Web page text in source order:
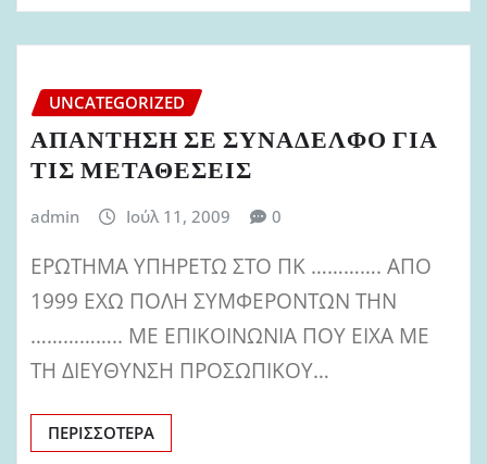
UNCATEGORIZED
ΑΠΑΝΤΗΣΗ ΣΕ ΣΥΝΑΔΕΛΦΟ ΓΙΑ
ΤΙΣ ΜΕΤΑΘΕΣΕΙΣ
admin Ιούλ 11, 2009 0
ΕΡΩΤΗΜΑ ΥΠΗΡΕΤΩ ΣΤΟ ΠΚ …………. ΑΠΟ
1999 ΕΧΩ ΠΟΛΗ ΣΥΜΦΕΡΟΝΤΩΝ ΤΗΝ
…………….. ΜΕ ΕΠΙΚΟΙΝΩΝΙΑ ΠΟΥ ΕΙΧΑ ΜΕ
ΤΗ ΔΙΕΥΘΥΝΣΗ ΠΡΟΣΩΠΙΚΟΥ…
ΠΕΡΙΣΣΌΤΕΡΑ